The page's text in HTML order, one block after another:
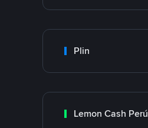
Plin
Lemon Cash Perú